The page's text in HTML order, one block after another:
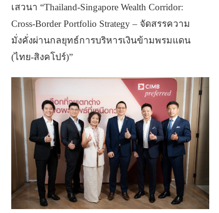
เสวนา “Thailand-Singapore Wealth Corridor:
Cross-Border Portfolio Strategy – จัดสรรความ
มั่งคั่งผ่านกลยุทธ์การบริหารเงินข้ามพรมแดน
(ไทย-สิงคโปร์)”